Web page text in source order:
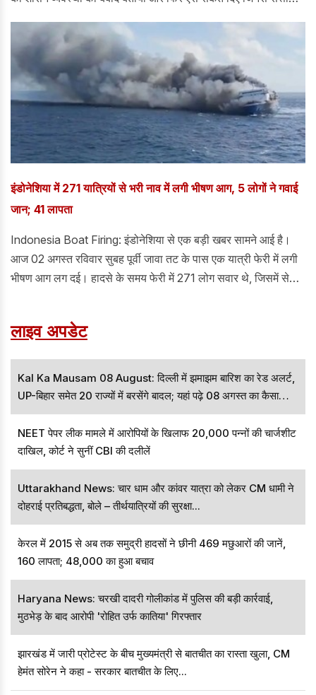
इंडोनेशिया में 271 यात्रियों से भरी नाव में लगी भीषण आग, 5 लोगों ने गवाई
जान; 41 लापता
Indonesia Boat Firing: इंडोनेशिया से एक बड़ी खबर सामने आई है।
आज 02 अगस्त रविवार सुबह पूर्वी जावा तट के पास एक यात्री फेरी में लगी
भीषण आग लग दई। हादसे के समय फेरी में 271 लोग सवार थे, जिसमें से
बताए जा रहे हैं।
लाइव अपडेट
Kal Ka Mausam 08 August: दिल्ली में झमाझम बारिश का रेड अलर्ट,
UP-बिहार समेत 20 राज्यों में बरसेंगे बादल; यहां पढ़े 08 अगस्त का कैसा
रहेगा मौसम
NEET पेपर लीक मामले में आरोपियों के खिलाफ 20,000 पन्नों की चार्जशीट
दाखिल, कोर्ट ने सुनीं CBI की दलीलें
Uttarakhand News: चार धाम और कांवर यात्रा को लेकर CM धामी ने
दोहराई प्रतिबद्धता, बोले – तीर्थयात्रियों की सुरक्षा...
केरल में 2015 से अब तक समुद्री हादसों ने छीनी 469 मछुआरों की जानें,
160 लापता; 48,000 का हुआ बचाव
Haryana News: चरखी दादरी गोलीकांड में पुलिस की बड़ी कार्रवाई,
मुठभेड़ के बाद आरोपी 'रोहित उर्फ कातिया' गिरफ्तार
झारखंड में जारी प्रोटेस्ट के बीच मुख्यमंत्री से बातचीत का रास्ता खुला, CM
हेमंत सोरेन ने कहा - सरकार बातचीत के लिए...